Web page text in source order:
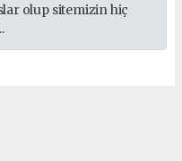
olup sitemizin hiç